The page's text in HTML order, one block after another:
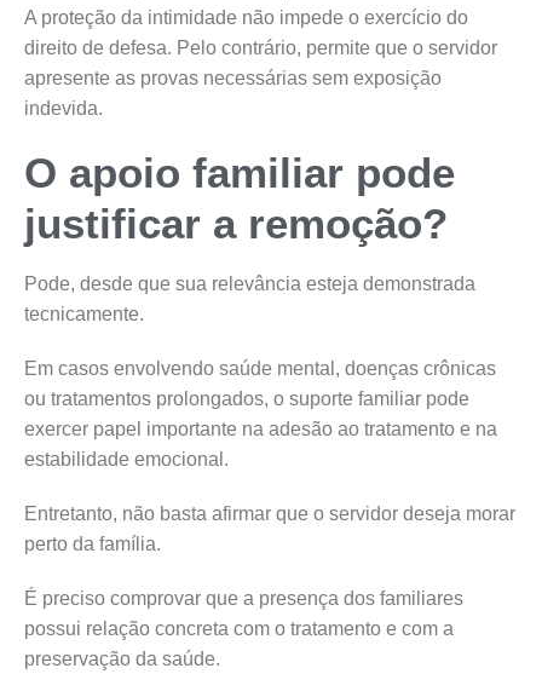
A proteção da intimidade não impede o exercício do
direito de defesa. Pelo contrário, permite que o servidor
apresente as provas necessárias sem exposição
indevida.
O apoio familiar pode
justificar a remoção?
Pode, desde que sua relevância esteja demonstrada
tecnicamente.
Em casos envolvendo saúde mental, doenças crônicas
ou tratamentos prolongados, o suporte familiar pode
exercer papel importante na adesão ao tratamento e na
estabilidade emocional.
Entretanto, não basta afirmar que o servidor deseja morar
perto da família.
É preciso comprovar que a presença dos familiares
possui relação concreta com o tratamento e com a
preservação da saúde.